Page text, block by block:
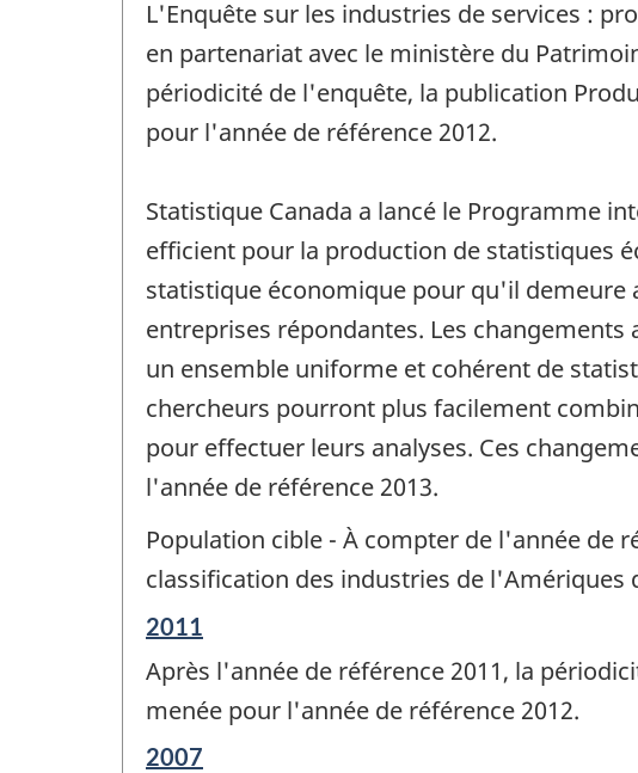
référence
de
changement
-
L'Enquête sur les industries de services :
en partenariat avec le ministère du
périodicité de l'enquête, la publication
pour l'année de référence 2012.
Statistique Canada a lancé le Programme
efficient pour la production de statistiques
statistique économique pour qu'il demeure
entreprises répondantes. Les
un ensemble uniforme et cohérent de
chercheurs pourront plus facilement
pour effectuer leurs analyses. Ces
l'année de référence 2013.
Population cible - À compter de l'année de
classification des industries de l'Amériques
Période
référence
de
changement
-
2011
Après l'année de référence 2011, la
menée pour l'année de référence 2012.
Période
2007